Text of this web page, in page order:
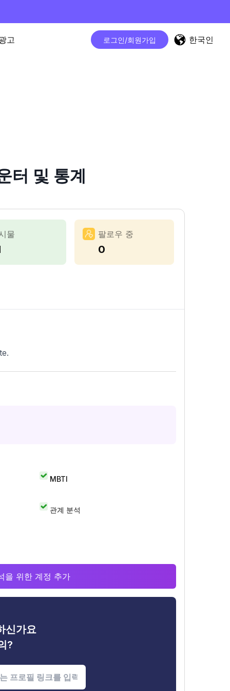
고 로그인/회원가입 한국인
터 및 통계
물 팔로우 중
0
MBTI
관계 분석
을 위한 계정 추가
신가요
?